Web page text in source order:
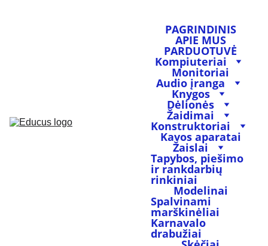
PAGRINDINIS
APIE MUS
PARDUOTUVĖ
Kompiuteriai
Monitoriai
Audio įranga
Knygos
Dėlionės
Žaidimai
Konstruktoriai
Kavos aparatai
Žaislai
Tapybos, piešimo
ir rankdarbių
rinkiniai
Modelinai
Spalvinami
marškinėliai
Karnavalo
drabužiai